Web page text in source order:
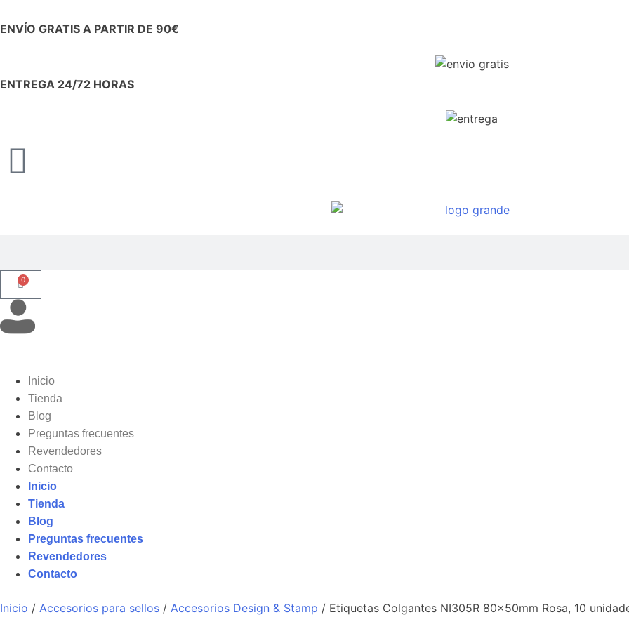
ENVÍO GRATIS A PARTIR DE 90€
ENTREGA 24/72 HORAS
0
Inicio
Tienda
Blog
Preguntas frecuentes
Revendedores
Contacto
Inicio
Tienda
Blog
Preguntas frecuentes
Revendedores
Contacto
Inicio / Accesorios para sellos / Accesorios Design & Stamp / Etiquetas Colgantes NI305R 80x50mm Rosa, 10